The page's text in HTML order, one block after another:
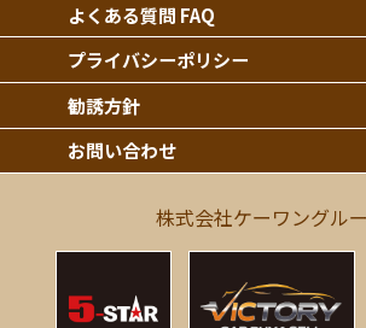
よくある質問 FAQ
プライバシーポリシー
勧誘方針
お問い合わせ
株式会社ケーワングル